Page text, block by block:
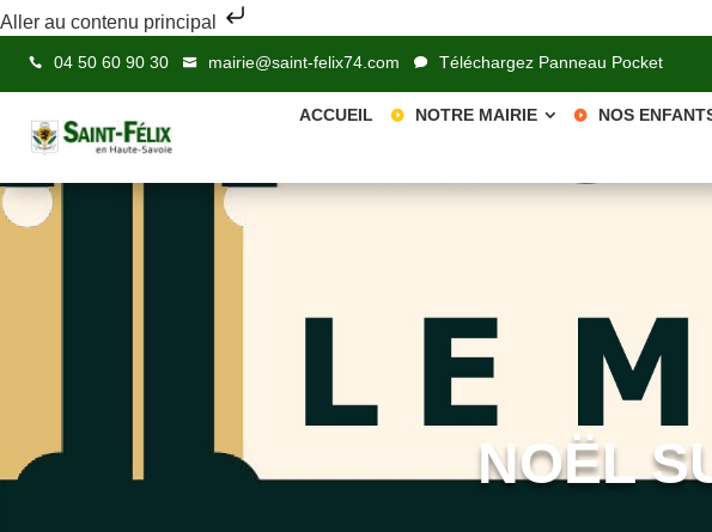
Aller au contenu principal
04 50 60 90 30 mairie@saint-felix74.com Téléchargez Panneau Pocket
ACCUEIL NOTRE MAIRIE NOS
NOËL